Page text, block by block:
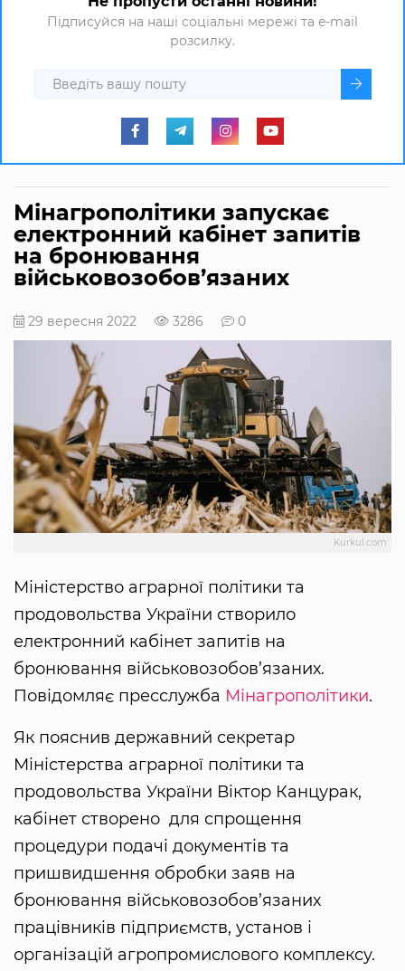
Підписуйся на наші соціальні мережі та e-mail
розсилку.
Мінагрополітики запускає
електронний кабінет запитів
на бронювання
військовозобов’язаних
29 вересня 2022 3286 0
Kurkul.com
Міністерство аграрної політики та
продовольства України створило
електронний кабінет запитів на
бронювання військовозобов’язаних.
Повідомляє пресслужба Мінагрополітики.
Як пояснив державний секретар
Міністерства аграрної політики та
продовольства України Віктор Канцурак,
кабінет створено для спрощення
процедури подачі документів та
пришвидшення обробки заяв на
бронювання військовозобов’язаних
працівників підприємств, установ і
організацій агропромислового комплексу.